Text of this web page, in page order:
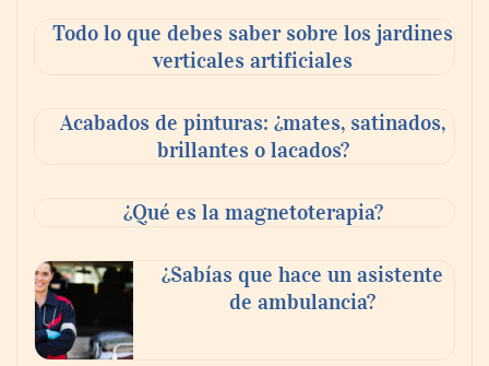
Policlínica Gipuzkoa: «Durante el eclipse,
un minuto de espectáculo, un daño para
Todo lo que debes saber sobre los jardines
verticales artificiales
Acabados de pinturas: ¿mates, satinados,
brillantes o lacados?
¿Qué es la magnetoterapia?
¿Sabías que hace un asistente
de ambulancia?